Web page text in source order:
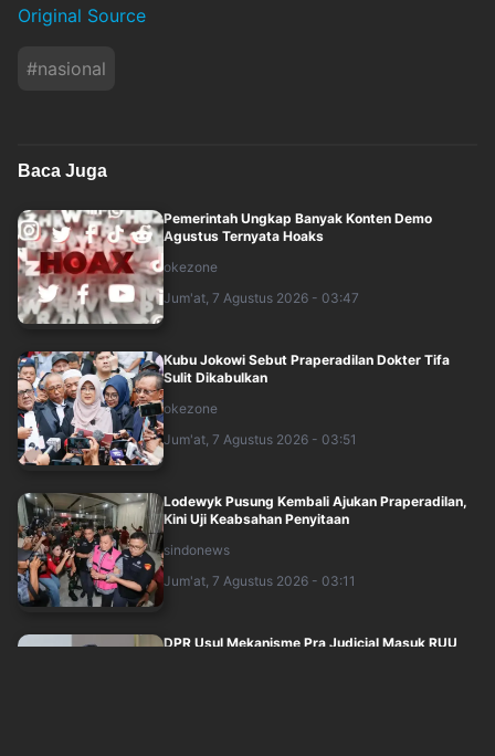
Original Source
#nasional
Baca Juga
Pemerintah Ungkap Banyak Konten Demo
Agustus Ternyata Hoaks
okezone
Jum'at, 7 Agustus 2026 - 03:47
Kubu Jokowi Sebut Praperadilan Dokter Tifa
Sulit Dikabulkan
okezone
Jum'at, 7 Agustus 2026 - 03:51
Lodewyk Pusung Kembali Ajukan Praperadilan,
Kini Uji Keabsahan Penyitaan
sindonews
Jum'at, 7 Agustus 2026 - 03:11
DPR Usul Mekanisme Pra Judicial Masuk RUU